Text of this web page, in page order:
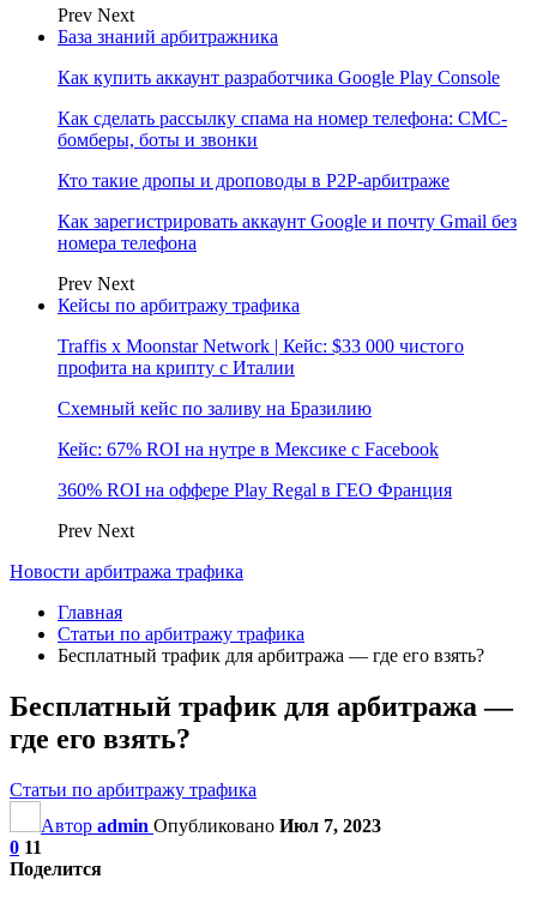
Prev Next
База знаний арбитражника
Как купить аккаунт разработчика Google Play Console
Как сделать рассылку спама на номер телефона: СМС-
бомберы, боты и звонки
Кто такие дропы и дроповоды в P2P-арбитраже
Как зарегистрировать аккаунт Google и почту Gmail без
номера телефона
Prev Next
Кейсы по арбитражу трафика
Traffis x Moonstar Network | Кейс: $33 000 чистого
профита на крипту с Италии
Схемный кейс по заливу на Бразилию
Кейс: 67% ROI на нутре в Мексике с Facebook
360% ROI на оффере Play Regal в ГЕО Франция
Prev Next
Новости арбитража трафика
Главная
Статьи по арбитражу трафика
Бесплатный трафик для арбитража — где его взять?
Бесплатный трафик для арбитража —
где его взять?
Статьи по арбитражу трафика
Автор admin Опубликовано Июл 7, 2023
0 11
Поделится